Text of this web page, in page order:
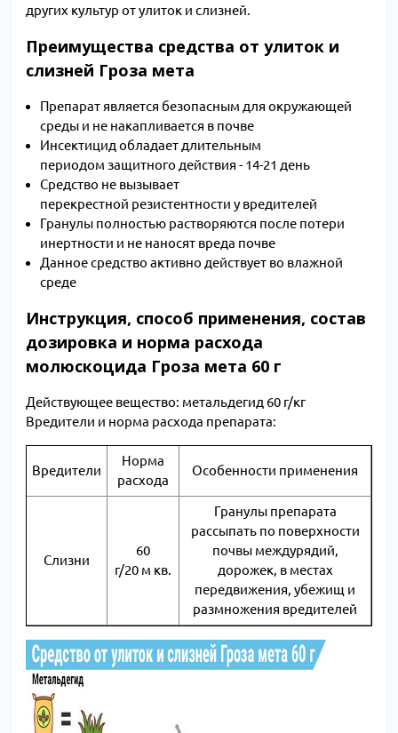
других культур от улиток и слизней.
Преимущества средства от улиток и
слизней Гроза мета
Препарат является безопасным для окружающей
среды и не накапливается в почве
Инсектицид обладает длительным
периодом защитного действия - 14-21 день
Средство не вызывает
перекрестной резистентности у вредителей
Гранулы полностью растворяются после потери
инертности и не наносят вреда почве
Данное средство активно действует во влажной
среде
Инструкция, способ применения, состав
дозировка и норма расхода
молюскоцида Гроза мета 60 г
Действующее вещество: метальдегид 60 г/кг
Вредители и норма расхода препарата:
Вредители
Норма
расхода
Особенности применения
Слизни
60
г/20 м кв.
Гранулы препарата
рассыпать по поверхности
почвы междурядий,
дорожек, в местах
передвижения, убежищ и
размножения вредителей